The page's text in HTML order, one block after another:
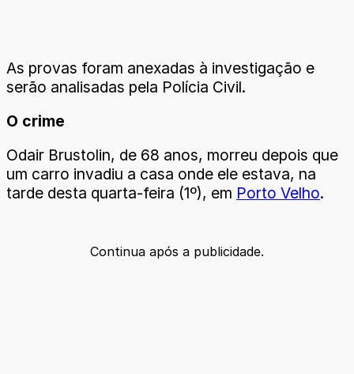
As provas foram anexadas à investigação e
serão analisadas pela Polícia Civil.
O crime
Odair Brustolin, de 68 anos, morreu depois que
um carro invadiu a casa onde ele estava, na
tarde desta quarta-feira (1º), em Porto Velho.
Continua após a publicidade.